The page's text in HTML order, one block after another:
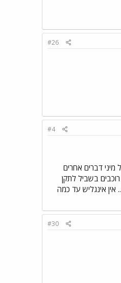
#26
#4
דברים אחרים
מטפלים בסוסים, רוכבים בשביל לתקן
אין אינגליש עד כמה
#30